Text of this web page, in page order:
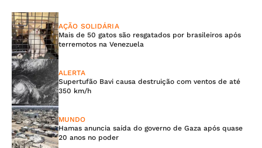
AÇÃO SOLIDÁRIA
Mais de 50 gatos são resgatados por brasileiros após
terremotos na Venezuela
ALERTA
Supertufão Bavi causa destruição com ventos de até
350 km/h
MUNDO
Hamas anuncia saída do governo de Gaza após quase
20 anos no poder